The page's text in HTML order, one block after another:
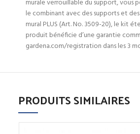
murale verrouillable du support, vous
le combinant avec des supports et
mural PLUS (Art. No. 3509-20), le kit
produit bénéficie d’une garantie
gardena.com/registration dans les 3
PRODUITS SIMILAIRES